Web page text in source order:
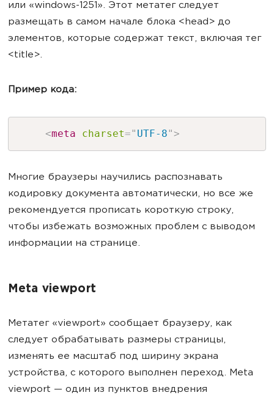
или «windows-1251». Этот метатег следует
размещать в самом начале блока <head> до
элементов, которые содержат текст, включая тег
<title>.
Пример кода:
<meta charset=" UTF-8">
Многие браузеры научились распознавать
кодировку документа автоматически, но все же
рекомендуется прописать короткую строку,
чтобы избежать возможных проблем с выводом
информации на странице.
Meta viewport
Метатег «viewport» сообщает браузеру, как
следует обрабатывать размеры страницы,
изменять ее масштаб под ширину экрана
устройства, с которого выполнен переход. Meta
viewport — один из пунктов внедрения